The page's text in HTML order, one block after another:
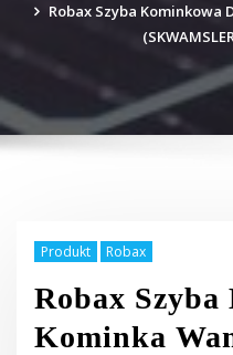
Robax Szyba
Produkt Robax
Robax
Kominka